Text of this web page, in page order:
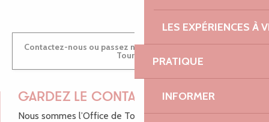
LES EXPÉRIENCES À
PRATIQUE
INFORMER
Contactez-nous ou passez nous voir dans nos Offices de
Tourisme
GARDEZ LE CONTACT !
Nous sommes l’Office de Tourisme Bretagne - Côte de